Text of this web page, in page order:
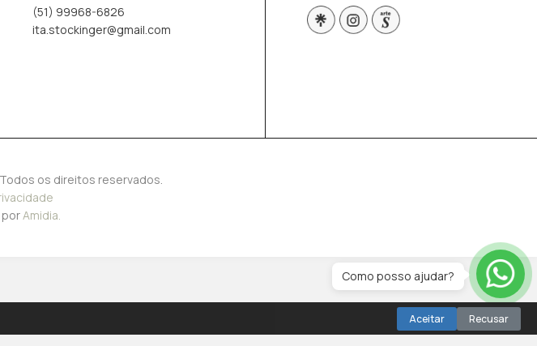
(51) 99968-6826
ita.stockinger@gmail.com
os direitos reservados.
Amidia.
Como posso ajudar?
Aceitar Recusar